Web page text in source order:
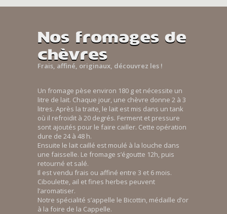
Nos fromages de
chèvres
Frais, affiné, originaux, découvrez les !
Un fromage pèse environ 180 g et nécessite un
litre de lait. Chaque jour, une chèvre donne 2 à 3
litres. Après la traite, le lait est mis dans un tank
où il refroidit à 20 degrés. Ferment et pressure
sont ajoutés pour le faire cailler. Cette opération
dure de 24 à 48 h.
Ensuite le lait caillé est moulé à la louche dans
une faisselle. Le fromage s’égoutte 12h, puis
retourné et salé.
Il est vendu frais ou affiné entre 3 et 6 mois.
Ciboulette, ail et fines herbes peuvent
l’aromatiser.
Notre spécialité s’appelle le Bicottin, médaille d’or
à la foire de la Cappelle.